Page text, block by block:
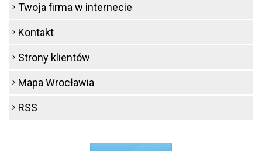
Twoja firma w internecie
Kontakt
Strony klientów
Mapa Wrocławia
RSS